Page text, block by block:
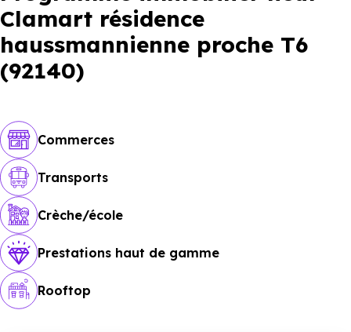
Clamart résidence
haussmannienne proche T6
(92140)
Commerces
Transports
Crèche/école
Prestations haut de gamme
Rooftop